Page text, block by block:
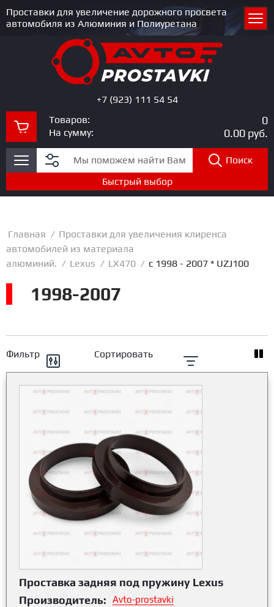
Проставки для увеличение дорожного просвета
автомобиля из Алюминия и Полиуретана
Поиск
+7 (923) 111 54 54
Товаров:
0
На сумму: 0.00 руб.
Быстрый выбор
Главная / Проставки для увеличения клиренса
автомобилей из материала
алюминий. / Lexus / LX470 / c 1998 - 2007 * UZJ100
1998-2007
Фильтр Сортировать
Проставка задняя под пружину Lexus
Производитель:
Avto-prostavki